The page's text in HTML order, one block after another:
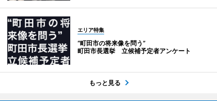
エリア特集
“町田市の将来像を問う”
町田市長選挙 立候補予定者アンケート
もっと見る